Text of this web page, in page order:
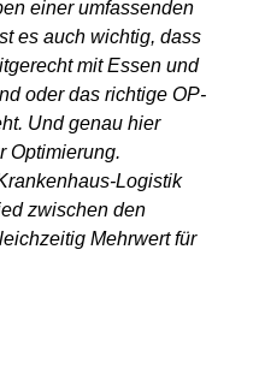
einer umfassenden
es auch wichtig, dass
mit Essen und
oder das richtige OP-
Und genau hier
Optimierung.
Logistik
zwischen den
Mehrwert für